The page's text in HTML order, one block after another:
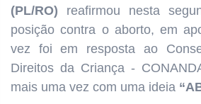
(PL/RO) reafirmou nesta
posição contra o aborto, em
vez foi em resposta ao
Direitos da Criança -
mais uma vez com uma ideia